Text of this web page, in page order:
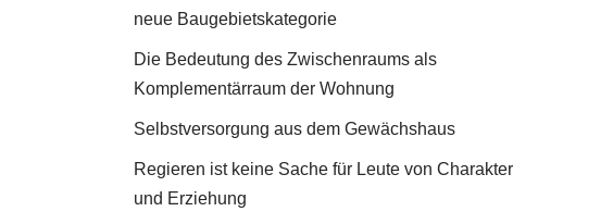
neue Baugebietskategorie
Die Bedeutung des Zwischenraums als
Komplementärraum der Wohnung
Selbstversorgung aus dem Gewächshaus
Regieren ist keine Sache für Leute von Charakter
und Erziehung